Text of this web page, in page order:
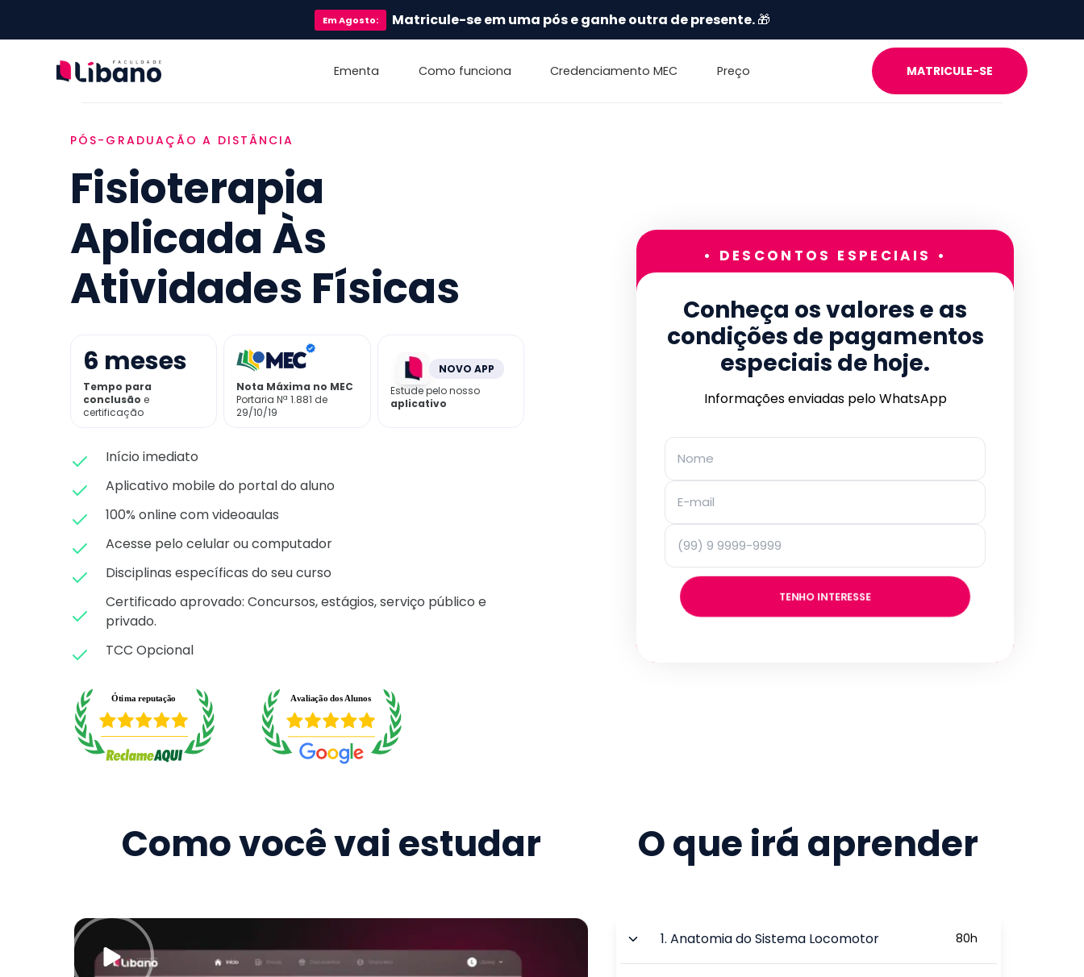
EmAgosto: Matricule-se em uma pós e ganhe outra de presente.🎁
Ementa Como funciona Credenciamento MEC Preço MATRICULE-SE
PÓS-GRADUAÇÃO A DISTÂNCIA
Fisioterapia
Aplicada Às
Atividades Físicas
6 meses
Tempo para
conclusão e
certificação
Nota Máxima no MEC
Portaria Nª 1.881 de
29/10/19
NOVO APP
Estude pelo nosso
aplicativo
Início imediato
Aplicativo mobile do portal do aluno
100% online com videoaulas
Acesse pelo celular ou computador
Disciplinas específicas do seu curso
Certificado aprovado: Concursos, estágios, serviço público e
privado.
TCC Opcional
• DESCONTOS ESPECIAIS •
Conheça os valores e as
condições de pagamentos
especiais de hoje.
Informações enviadas pelo WhatsApp
TENHO INTERESSE
Como você vai estudar O que irá aprender
1.Anatomia do Sistema Locomotor 80h